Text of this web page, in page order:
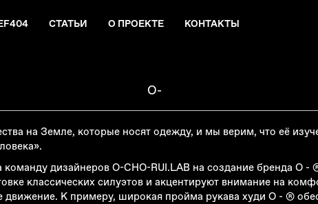
СТАТЬИ О ПРОЕКТЕ КОНТАКТЫ
O-
на Земле, которые носят одежду, и мы верим, что её
дизайнеров O-CHO-RUI.LAB на создание бренда O -
классических силуэтов и акцентируют внимание на
движение. К примеру, широкая пройма рукава худи O - ®